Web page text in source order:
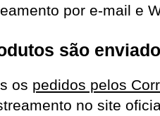
por e-mail e
são
os pedidos pelos
no site